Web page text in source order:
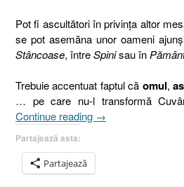
Pot fi ascultători în privinţa altor
se pot asemăna unor oameni
Stâncoase, întreSpinisau în
Trebuie accentuat faptul că omul,
… pe care nu-l transformă
Continue reading „Pilda
Matei
→
Partajează asta:
Partajează